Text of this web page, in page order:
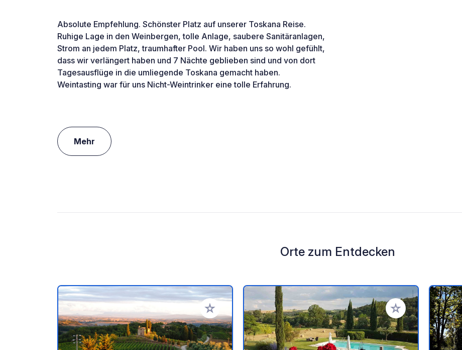
Absolute Empfehlung. Schönster Platz auf unserer Toskana Reise.
Ruhige Lage in den Weinbergen, tolle Anlage, saubere Sanitäranlagen,
Strom an jedem Platz, traumhafter Pool. Wir haben uns so wohl gefühlt,
dass wir verlängert haben und 7 Nächte geblieben sind und von dort
Tagesausflüge in die umliegende Toskana gemacht haben.
Weintasting war für uns Nicht-Weintrinker eine tolle Erfahrung.
Mehr
Orte zum Entdecken
Zu Ihren Favoriten hinzufügen Zu Ihren Favoriten